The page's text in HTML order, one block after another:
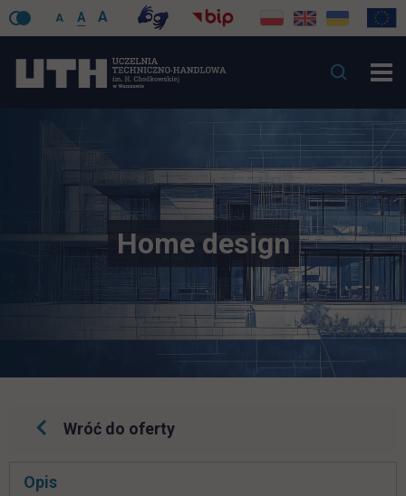
A A A
Home design
Wróć do oferty
Pomiń
Opis